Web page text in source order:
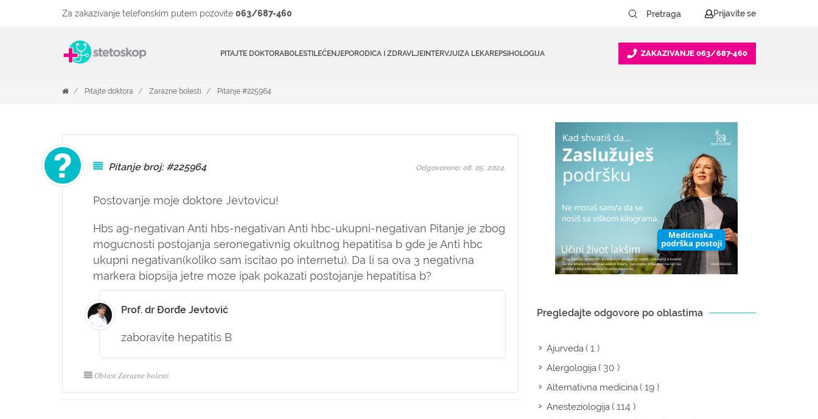
Za zakazivanje telefonskim putem pozovite 063/687-460 Prijavite se
PITAJTE DOKTORABOLESTILEČENJEPORODICA I ZDRAVLJEINTERVJUIZA LEKAREPSIHOLOGIJA ZAKAZIVANJE 063/687-460
Pitajte doktora Zarazne bolesti Pitanje #225964
Pitanje broj: #225964
Postovanje moje doktore Jevtovicu!
Hbs ag-negativan Anti hbs-negativan Anti hbc-ukupni-negativan Pitanje je zbog
mogucnosti postojanja seronegativnig okultnog hepatitisa b gde je Anti hbc
ukupni negativan(koliko sam iscitao po internetu). Da li sa ova 3 negativna
markera biopsija jetre moze ipak pokazati postojanje hepatitisa b?
Odgovoreno: 08. 05. 2024.
Prof. dr Đorđe Jevtović
zaboravite hepatitis B
Oblast Zarazne bolesti
Pregledajte odgovore po oblastima
Ajurveda( 1 )
Alergologija( 30 )
Alternativna medicina( 19 )
Anesteziologija( 114 )